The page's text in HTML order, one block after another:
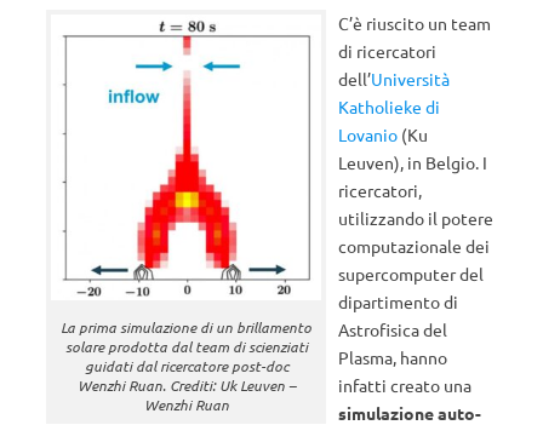
La prima simulazione di un brillamento
solare prodotta dal team di scienziati
guidati dal ricercatore post-doc
Wenzhi Ruan. Crediti: Uk Leuven –
Wenzhi Ruan
C’è riuscito un team
di ricercatori
dell’Università
Katholieke di
Lovanio (Ku
Leuven), in Belgio. I
ricercatori,
utilizzando il potere
computazionale dei
supercomputer del
dipartimento di
Astrofisica del
Plasma, hanno
infatti creato una
simulazione auto-